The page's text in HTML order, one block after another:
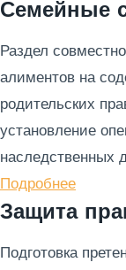
Семейные
Раздел
алиментов на
родительских
установление
наследственных
Подробнее
Защита
Подготовка